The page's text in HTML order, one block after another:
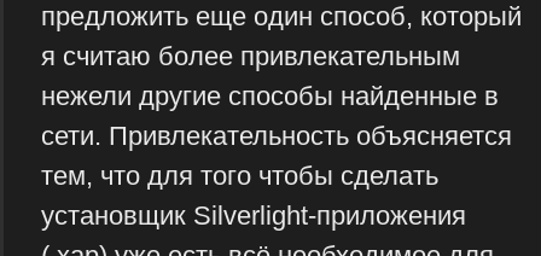
предложить еще один способ, который
я считаю более привлекательным
нежели другие способы найденные в
сети. Привлекательность объясняется
тем, что для того чтобы сделать
установщик Silverlight-приложения